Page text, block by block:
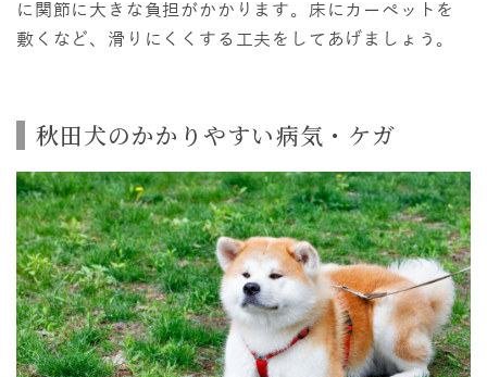
に関節に大きな負担がかかります。床にカーペットを
敷くなど、滑りにくくする工夫をしてあげましょう。
秋田犬のかかりやすい病気・ケガ